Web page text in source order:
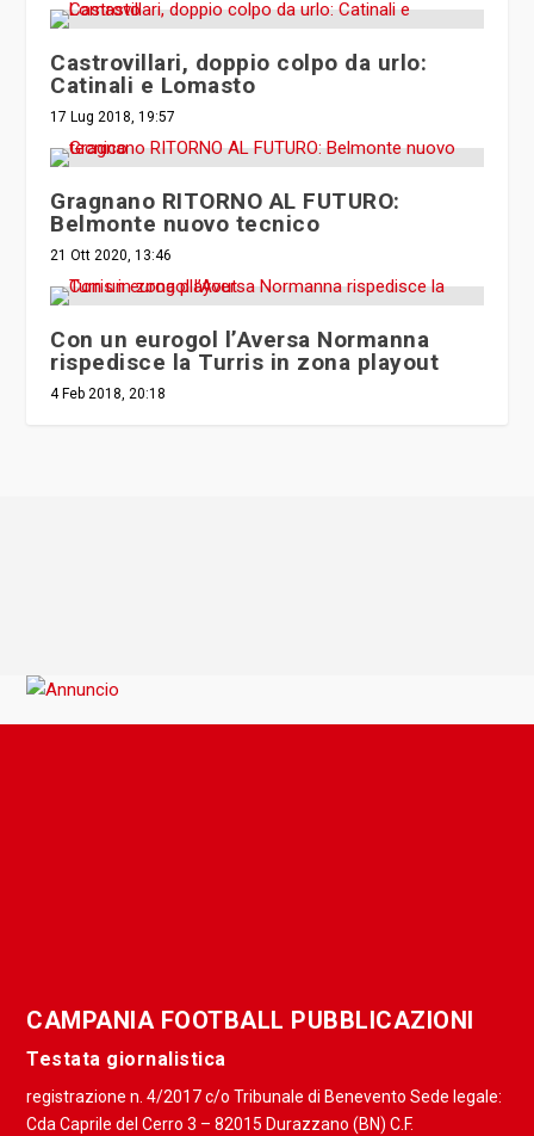
Castrovillari, doppio colpo da urlo:
Catinali e Lomasto
17 Lug 2018, 19:57
Gragnano RITORNO AL FUTURO:
Belmonte nuovo tecnico
21 Ott 2020, 13:46
Con un eurogol l’Aversa Normanna
rispedisce la Turris in zona playout
4 Feb 2018, 20:18
CAMPANIA FOOTBALL PUBBLICAZIONI
Testata giornalistica
registrazione n. 4/2017 c/o Tribunale di Benevento Sede legale:
Cda Caprile del Cerro 3 – 82015 Durazzano (BN) C.F.